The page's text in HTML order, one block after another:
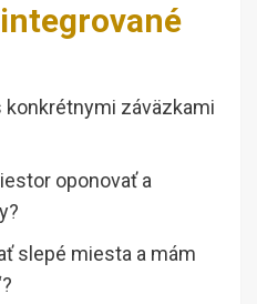
konkrétnymi záväzkami
oponovať a
slepé miesta a mám